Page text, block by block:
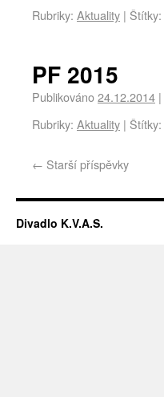
Rubriky: Aktuality | Štítky:
PF 2015
Publikováno24.12.2014 |
Rubriky: Aktuality | Štítky:
← Starší příspěvky
Divadlo K.V.A.S.